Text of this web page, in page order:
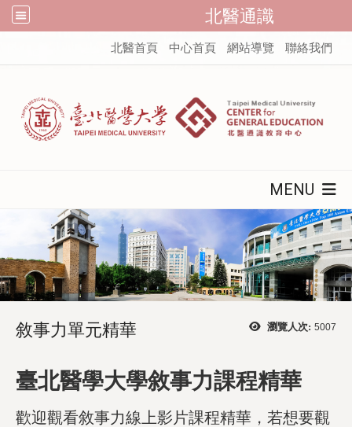
北醫通識
北醫首頁 中心首頁 網站導覽 聯絡我們
MENU
瀏覽人次: 5007
敘事力單元精華
臺北醫學大學敘事力課程精華
歡迎觀看敘事力線上影片課程精華，若想要觀